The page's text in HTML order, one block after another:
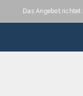
Das Angebot